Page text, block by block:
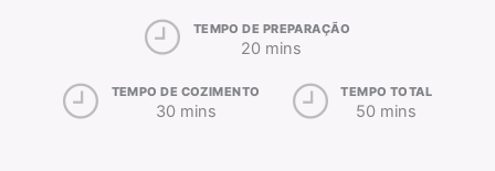
TEMPO DE PREPARAÇÃO
20 mins
TEMPO DE COZIMENTO
30 mins
TEMPO TOTAL
50 mins